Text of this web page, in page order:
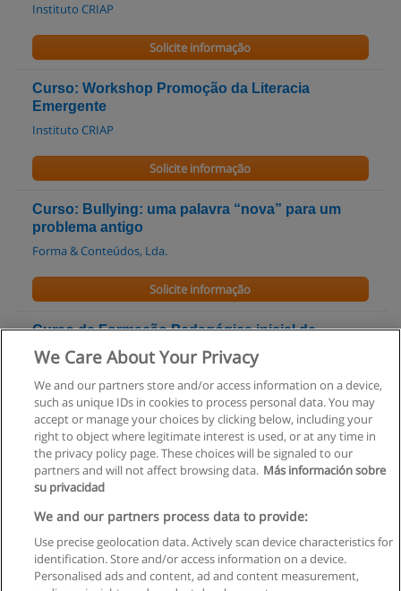
Instituto CRIAP
Solicite informação
Curso: Workshop Promoção da Literacia
Emergente
Instituto CRIAP
Solicite informação
Curso: Bullying: uma palavra “nova” para um
problema antigo
Forma & Conteúdos, Lda.
Solicite informação
Curso de Formação Pedagógica inicial de
Formadores b-learning
ADLML - Associação de Desenvolvimento
Solicite informação
Regras de uso
Privacidade de dados
Entrar em contato com Educaedu
We Care About Your Privacy
We and our partners store and/or access information on a device,
such as unique IDs in cookies to process personal data. You may
accept or manage your choices by clicking below, including your
right to object where legitimate interest is used, or at any time in
the privacy policy page. These choices will be signaled to our
partners and will not affect browsing data. Más información sobre
su privacidad
We and our partners process data to provide:
Use precise geolocation data. Actively scan device characteristics for
identification. Store and/or access information on a device.
Personalised ads and content, ad and content measurement,